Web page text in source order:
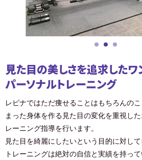
見た目の美しさを追求したワ
パーソナルトレーニング
レビナではただ痩せることはもちろんの
まった身体を作る見た目の変化を重視し
レーニング指導を行います。
見た目を綺麗にしたいという目的に対し
トレーニングは絶対の自信と実績を持って